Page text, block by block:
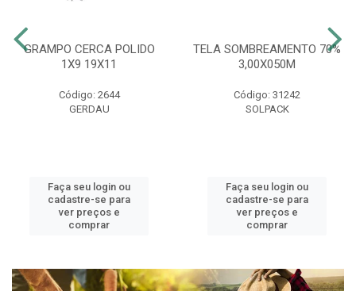
GRAMPO CERCA POLIDO
1X9 19X11
Código: 2644
GERDAU
Faça seu login ou
cadastre-se para
ver preços e
comprar
TELA SOMBREAMENTO 70%
3,00X050M
Código: 31242
SOLPACK
Faça seu login ou
cadastre-se para
ver preços e
comprar